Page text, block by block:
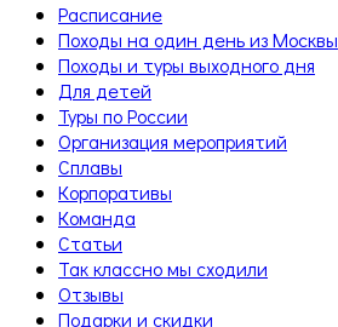
Расписание
Походы на один день из Москвы
Походы и туры выходного дня
Для детей
Туры по России
Организация мероприятий
Сплавы
Корпоративы
Команда
Статьи
Так классно мы сходили
Отзывы
Подарки и скидки